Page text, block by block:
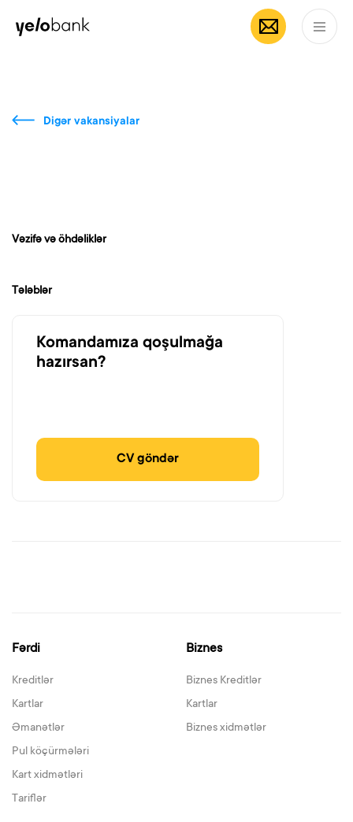
Fərdi Biznes
Digər vakansiyalar
Vəzifə və öhdəliklər
Tələblər
Komandamıza qoşulmağa
hazırsan?
CV göndər
Fərdi
Kreditlər
Kartlar
Əmanətlər
Pul köçürmələri
Kart xidmətləri
Tariflər
Biznes
Biznes Kreditlər
Kartlar
Biznes xidmətlər